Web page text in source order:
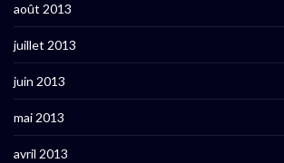
août 2013
juillet 2013
juin 2013
mai 2013
avril 2013